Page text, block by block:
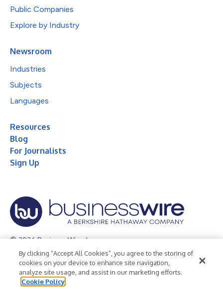
Public Companies
Explore by Industry
Newsroom
Industries
Subjects
Languages
Resources
Blog
For Journalists
Sign Up
© 2026 Business Wire, Inc.
Privacy Policy Cookie Policy
Accessibility Statement
Terms of Use
Legal
By clicking “Accept All Cookies”, you agree to the storing of
cookies on your device to enhance site navigation,
analyze site usage, and assist in our marketing efforts.
Cookie Policy